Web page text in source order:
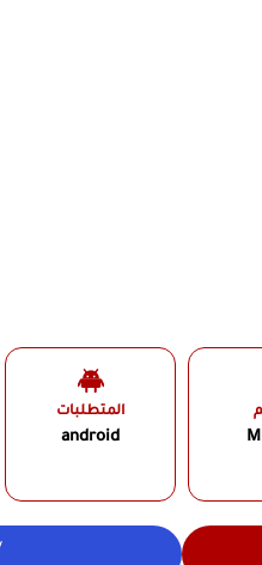
المتطلبات
android